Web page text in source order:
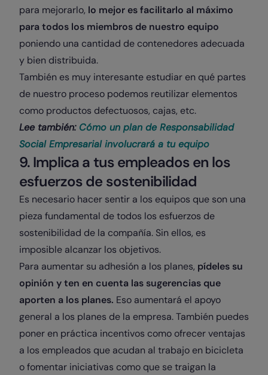
para mejorarlo, lo mejor es facilitarlo al máximo
para todos los miembros de nuestro equipo
poniendo una cantidad de contenedores adecuada
y bien distribuida.
También es muy interesante estudiar en qué partes
de nuestro proceso podemos reutilizar elementos
como productos defectuosos, cajas, etc.
Lee también: Cómo un plan de Responsabilidad
Social Empresarial involucrará a tu equipo
9. Implica a tus empleados en los
esfuerzos de sostenibilidad
Es necesario hacer sentir a los equipos que son una
pieza fundamental de todos los esfuerzos de
sostenibilidad de la compañía. Sin ellos, es
imposible alcanzar los objetivos.
Para aumentar su adhesión a los planes, pídeles su
opinión y ten en cuenta las sugerencias que
aporten a los planes. Eso aumentará el apoyo
general a los planes de la empresa. También puedes
poner en práctica incentivos como ofrecer ventajas
a los empleados que acudan al trabajo en bicicleta
o fomentar iniciativas como que se traigan la